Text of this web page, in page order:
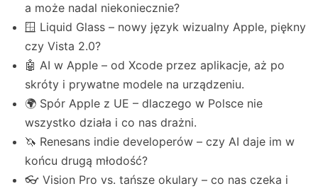
a może nadal niekoniecznie?
🪟 Liquid Glass – nowy język wizualny Apple, piękny
czy Vista 2.0?
🤖 AI w Apple – od Xcode przez aplikacje, aż po
skróty i prywatne modele na urządzeniu.
🌍 Spór Apple z UE – dlaczego w Polsce nie
wszystko działa i co nas drażni.
🦄 Renesans indie developerów – czy AI daje im w
końcu drugą młodość?
👓 Vision Pro vs. tańsze okulary – co nas czeka i